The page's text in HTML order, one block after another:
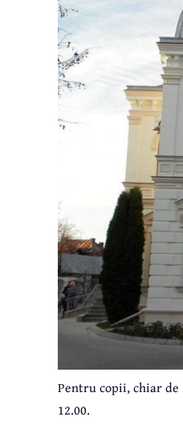
Pentru copii, chiar
12.00.